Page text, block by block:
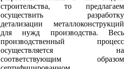
строительства, то предлагаем
осуществить разработку
детализации металлоконструкций
для нужд производства. Весь
производственный процесс
осуществляется на
соответствующим образом